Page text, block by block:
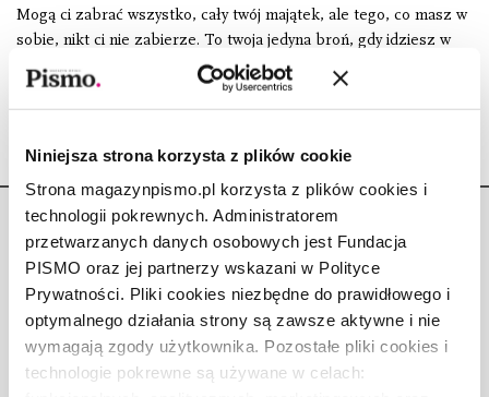
Niniejsza strona korzysta z plików cookie
Strona magazynpismo.pl korzysta z plików cookies i
technologii pokrewnych. Administratorem
przetwarzanych danych osobowych jest Fundacja
PISMO oraz jej partnerzy wskazani w Polityce
Prywatności. Pliki cookies niezbędne do prawidłowego i
optymalnego działania strony są zawsze aktywne i nie
wymagają zgody użytkownika. Pozostałe pliki cookies i
technologie pokrewne są używane w celach:
Mogą ci zabrać wszystko, cały twój majątek, ale tego, co masz w
sobie, nikt ci nie zabierze. To twoja jedyna broń, gdy idziesz w
nieznane.
Copyright © Fundacja Pismo